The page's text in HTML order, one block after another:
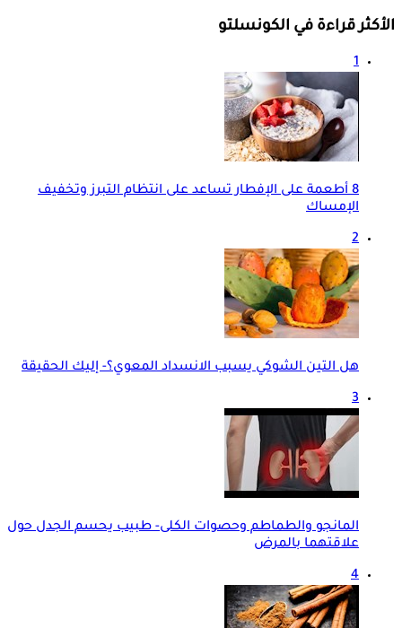
الأكثر قراءة في الكونسلتو
1
8 أطعمة على الإفطار تساعد على انتظام التبرز وتخفيف
الإمساك
2
هل التين الشوكي يسبب الانسداد المعوي؟- إليك الحقيقة
3
المانجو والطماطم وحصوات الكلى- طبيب يحسم الجدل حول
علاقتهما بالمرض
4